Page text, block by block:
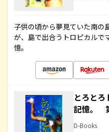
子供の頃から夢見ていた南の
が、島で出合うトロピカルで
憶。
とろと
記憶。
D-Books